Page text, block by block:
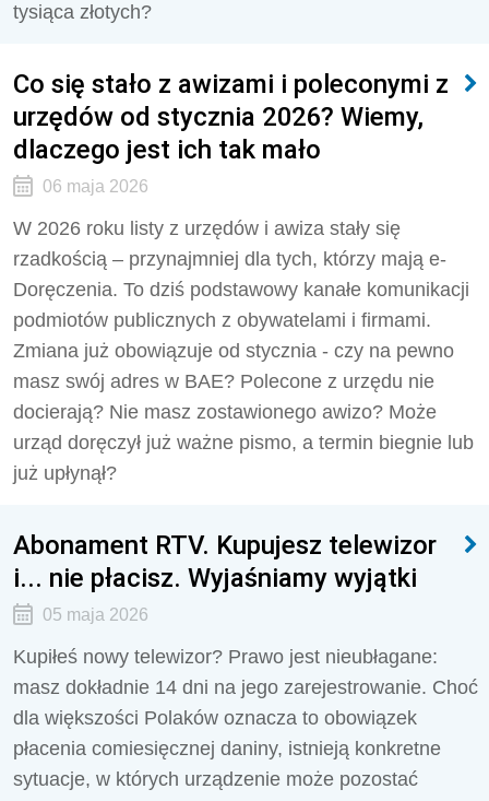
tysiąca złotych?
Co się stało z awizami i poleconymi z
urzędów od stycznia 2026? Wiemy,
dlaczego jest ich tak mało
06 maja 2026
W 2026 roku listy z urzędów i awiza stały się
rzadkością – przynajmniej dla tych, którzy mają e-
Doręczenia. To dziś podstawowy kanałe komunikacji
podmiotów publicznych z obywatelami i firmami.
Zmiana już obowiązuje od stycznia - czy na pewno
masz swój adres w BAE? Polecone z urzędu nie
docierają? Nie masz zostawionego awizo? Może
urząd doręczył już ważne pismo, a termin biegnie lub
już upłynął?
Abonament RTV. Kupujesz telewizor
i... nie płacisz. Wyjaśniamy wyjątki
05 maja 2026
Kupiłeś nowy telewizor? Prawo jest nieubłagane:
masz dokładnie 14 dni na jego zarejestrowanie. Choć
dla większości Polaków oznacza to obowiązek
płacenia comiesięcznej daniny, istnieją konkretne
sytuacje, w których urządzenie może pozostać